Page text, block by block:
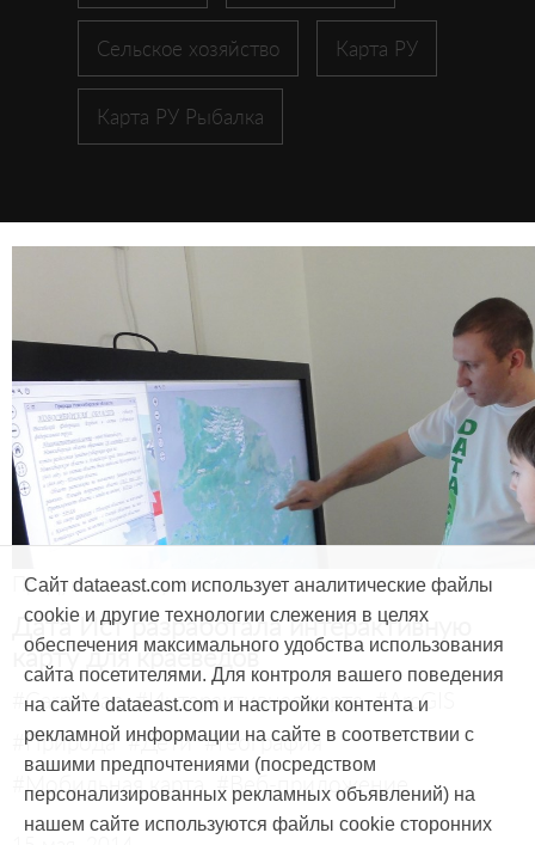
Сельское хозяйство Карта РУ
Карта РУ Рыбалка
Продукты и услуги
Дата Ист разработала интерактивную
карту для краеведов
#CarryMap #Интерактивная карта #ArcGIS
#Природа #Дети #География
#Мобильная карта #Веб-приложение
Сайт dataeast.com использует аналитические файлы
cookie и другие технологии слежения в целях
обеспечения максимального удобства использования
сайта посетителями. Для контроля вашего поведения
на сайте dataeast.com и настройки контента и
рекламной информации на сайте в соответствии с
вашими предпочтениями (посредством
персонализированных рекламных объявлений) на
нашем сайте используются файлы cookie сторонних